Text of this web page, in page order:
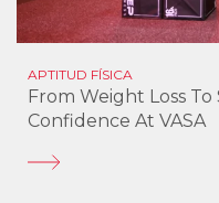
APTITUD FÍSICA
From Weight Loss
Confidence At VASA